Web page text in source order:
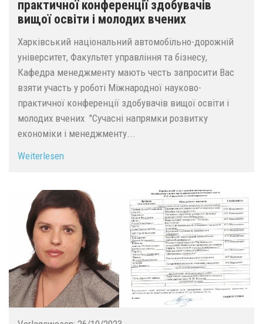
практичної конференції здобувачів
вищої освіти і молодих вчених
Харківський національний автомобільно-дорожній
університет, Факультет управління та бізнесу,
Кафедра менеджменту мають честь запросити Вас
взяти участь у роботі Міжнародної науково-
практичної конференції здобувачів вищої освіти і
молодих вчених "Сучасні напрямки розвитку
економіки і менеджменту...
Weiterlesen